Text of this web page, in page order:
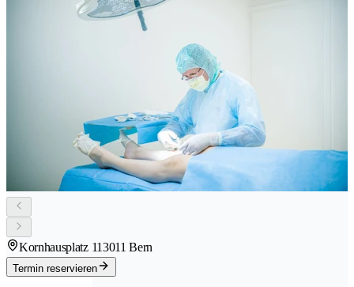
Kornhausplatz 113011 Bern
Termin reservieren